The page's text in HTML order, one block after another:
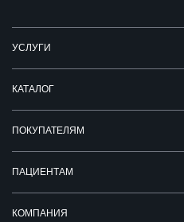
УСЛУГИ
КАТАЛОГ
ПОКУПАТЕЛЯМ
ПАЦИЕНТАМ
КОМПАНИЯ